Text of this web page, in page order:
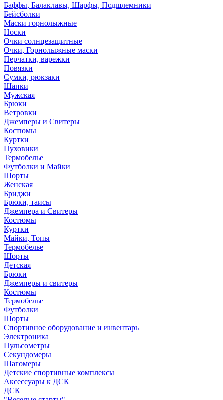
Баффы, Балаклавы, Шарфы, Подшлемники
Бейсболки
Маски горнолыжные
Носки
Очки солнцезащитные
Очки, Горнолыжные маски
Перчатки, варежки
Повязки
Сумки, рюкзаки
Шапки
Мужская
Брюки
Ветровки
Джемперы и Свитеры
Костюмы
Куртки
Пуховики
Термобелье
Футболки и Майки
Шорты
Женская
Бриджи
Брюки, тайсы
Джемпера и Свитеры
Костюмы
Куртки
Майки, Топы
Термобелье
Шорты
Детская
Брюки
Джемперы и свитеры
Костюмы
Термобелье
Футболки
Шорты
Спортивное оборудование и инвентарь
Электроника
Пульсометры
Секундомеры
Шагомеры
Детские спортивные комплексы
Аксессуары к ДСК
ДСК